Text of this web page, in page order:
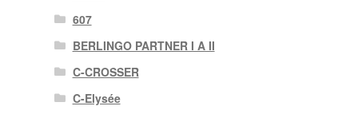
607
BERLINGO PARTNER I A II
C-CROSSER
C-Elysée